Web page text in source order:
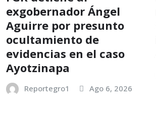
exgobernador Ángel
Aguirre por presunto
ocultamiento de
evidencias en el caso
Ayotzinapa
Reportegro1 Ago 6, 2026